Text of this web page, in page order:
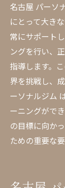
名古屋 パーソ
にとって大き
常にサポート
ングを行い、
指導します。
界を挑戦し、
ーソナルジム
ーニングがで
の目標に向か
ための重要な要